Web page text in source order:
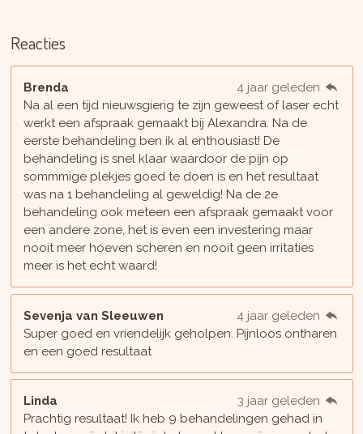
Reacties
Brenda
4 jaar geleden
Na al een tijd nieuwsgierig te zijn geweest of laser echt
werkt een afspraak gemaakt bij Alexandra. Na de
eerste behandeling ben ik al enthousiast! De
behandeling is snel klaar waardoor de pijn op
sommmige plekjes goed te doen is en het resultaat
was na 1 behandeling al geweldig! Na de 2e
behandeling ook meteen een afspraak gemaakt voor
een andere zone, het is even een investering maar
nooit meer hoeven scheren en nooit geen irritaties
meer is het echt waard!
Sevenja van Sleeuwen
4 jaar geleden
Super goed en vriendelijk geholpen. Pijnloos ontharen
en een goed resultaat
Linda
3 jaar geleden
Prachtig resultaat! Ik heb 9 behandelingen gehad in